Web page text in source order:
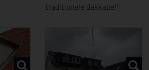
traditionele dakkapel1